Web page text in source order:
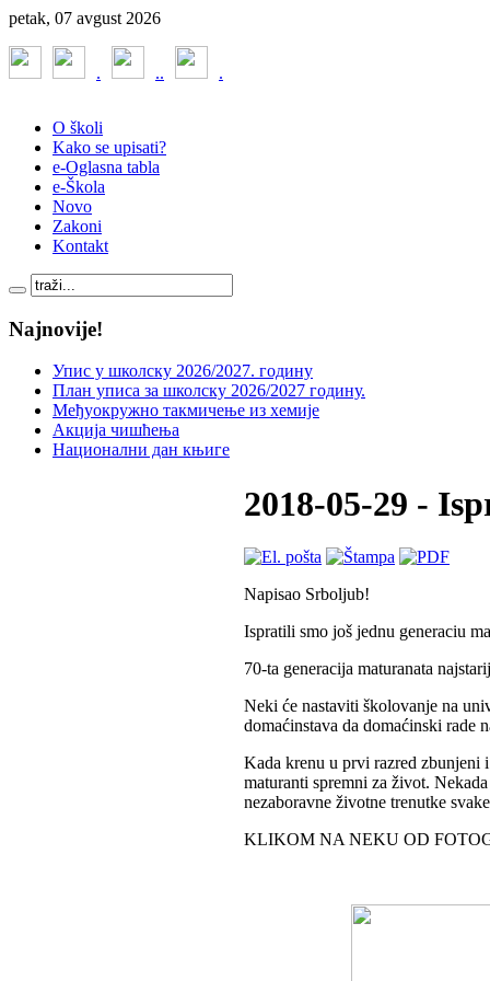
petak, 07 avgust 2026
. .. .
O školi
Kako se upisati?
e-Oglasna tabla
e-Škola
Novo
Zakoni
Kontakt
Najnovije!
Упис у школску 2026/2027. годину
План уписа за школску 2026/2027 годину.
Међуокружно такмичење из хемије
Акција чишћења
Национални дан књиге
2018-05-29 -
Napisao Srboljub!
Ispratili smo još jednu generaciu
70-ta generacija maturanata
Neki će nastaviti školovanje na
domaćinstava da domaćinski rade
Kada krenu u prvi razred zbunjeni
maturanti spremni za život.
nezaboravne životne trenutke
KLIKOM NA NEKU OD